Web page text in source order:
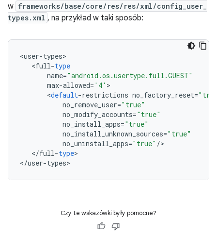
w frameworks/base/core/res/res/xml/config_user_
types.xml , na przykład w taki sposób:
<user-types
<full-type
name="android.os.usertype.full.GUEST"
max-allowed= '4'
<default-restrictions no_factory_reset=
no_remove_user="true"
no_modify_accounts="true"
no_install_apps="true"
no_install_unknown_sources="true"
no_uninstall_apps="true" /
</full-type>
</user-types>
Czy te wskazówki były pomocne?